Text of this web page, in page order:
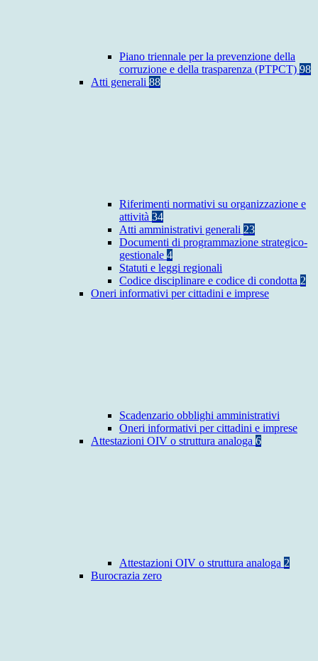
Piano triennale per la prevenzione della
corruzione e della trasparenza (PTPCT) 98
Atti generali 88
Riferimenti normativi su organizzazione e
attività 34
Atti amministrativi generali 23
Documenti di programmazione strategico-
gestionale 4
Statuti e leggi regionali
Codice disciplinare e codice di condotta 2
Oneri informativi per cittadini e imprese
Scadenzario obblighi amministrativi
Oneri informativi per cittadini e imprese
Attestazioni OIV o struttura analoga 6
Attestazioni OIV o struttura analoga 2
Burocrazia zero